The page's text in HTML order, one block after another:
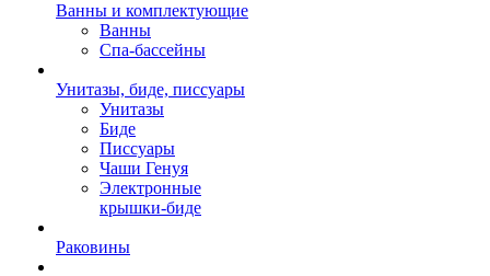
Ванны и комплектующие
Ванны
Спа-бассейны
Унитазы, биде, писсуары
Унитазы
Биде
Писсуары
Чаши Генуя
Электронные
крышки-биде
Раковины